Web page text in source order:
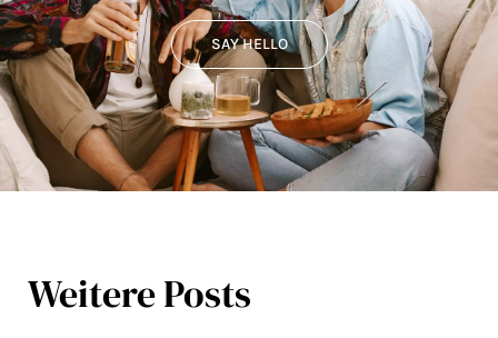
SAY HELLO
Weitere Posts